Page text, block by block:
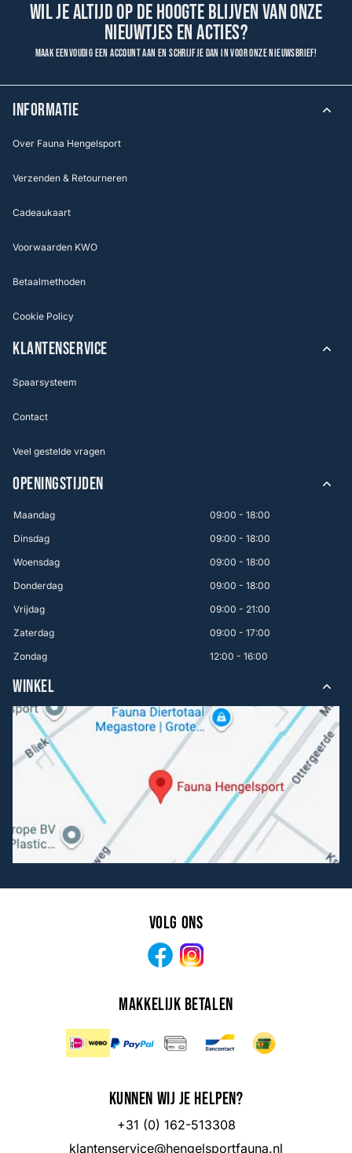
Wil je altijd op de hoogte blijven van onze
nieuwtjes en acties?
Maak eenvoudig een account aan en schrijf je dan in voor onze nieuwsbrief!
INFORMATIE
Over Fauna Hengelsport
Verzenden & Retourneren
Cadeaukaart
Voorwaarden KWO
Betaalmethoden
Cookie Policy
KLANTENSERVICE
Spaarsysteem
Contact
Veel gestelde vragen
OPENINGSTIJDEN
Maandag
09:00 - 18:00
Dinsdag
09:00 - 18:00
Woensdag
09:00 - 18:00
Donderdag
09:00 - 18:00
Vrijdag
09:00 - 21:00
Zaterdag
09:00 - 17:00
Zondag
12:00 - 16:00
WINKEL
Volg ons
Facebook
Makkelijk betalen
Kunnen wij je helpen?
+31 (0) 162-513308
klantenservice@hengelsportfauna.nl